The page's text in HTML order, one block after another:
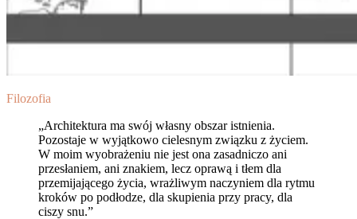
Filozofia
„Architektura ma swój własny obszar istnienia.
Pozostaje w wyjątkowo cielesnym związku z życiem.
W moim wyobrażeniu nie jest ona zasadniczo ani
przesłaniem, ani znakiem, lecz oprawą i tłem dla
przemijającego życia, wrażliwym naczyniem dla rytmu
kroków po podłodze, dla skupienia przy pracy, dla
ciszy snu.”